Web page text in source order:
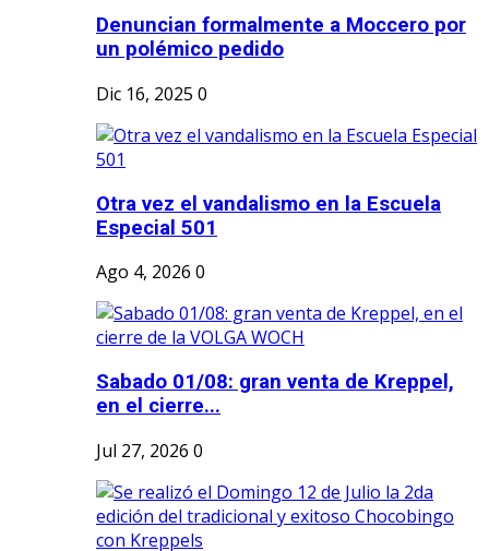
Denuncian formalmente a Moccero por
un polémico pedido
Dic 16, 2025 0
Otra vez el vandalismo en la Escuela
Especial 501
Ago 4, 2026 0
Sabado 01/08: gran venta de Kreppel,
en el cierre...
Jul 27, 2026 0